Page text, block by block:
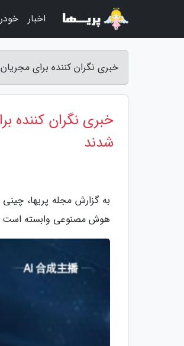
خبری نگران کننده برای
خبری نگران کننده
شدند
به گزارش مجله پریها،
هوش مصنوعی وابسته است و
اخبار